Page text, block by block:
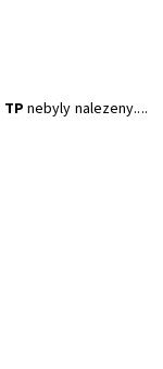
TP nebyly nalezeny....